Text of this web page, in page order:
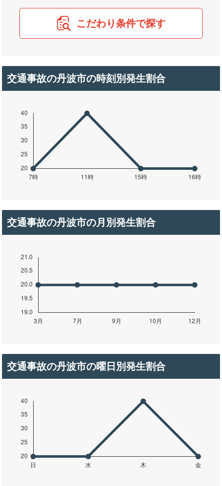
こだわり条件で探す
交通事故の丹波市の時刻別発生割合
交通事故の丹波市の月別発生割合
交通事故の丹波市の曜日別発生割合